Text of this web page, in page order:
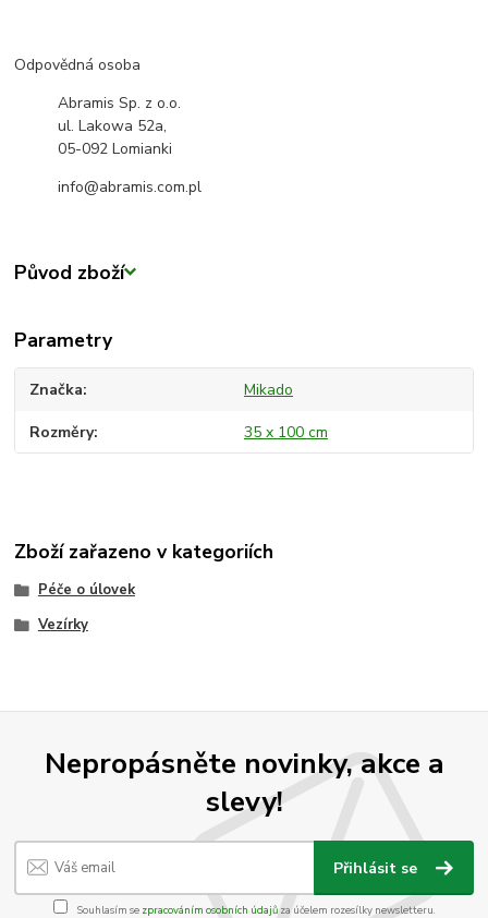
Odpovědná osoba
Abramis Sp. z o.o.
ul. Lakowa 52a,
05-092 Lomianki
info@abramis.com.pl
Původ zboží
Parametry
Značka Mikado
Rozměry 35 x 100 cm
Zboží zařazeno v kategoriích
Péče o úlovek
Vezírky
Nepropásněte novinky, akce a
slevy!
Přihlásit se
Souhlasím se zpracováním osobních údajůza účelem rozesílky newsletteru.